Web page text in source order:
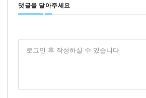
댓글을 달아주세요
로그인 후 작성하실 수 있습니다